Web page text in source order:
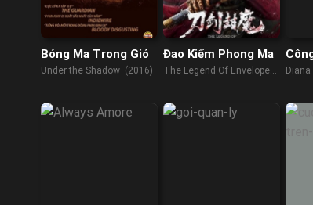
Bóng Ma Trong Gió
Under the Shadow (2016)
Đao Kiếm Phong Ma
The Legend Of Enveloped